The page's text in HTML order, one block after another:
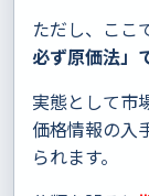
ただし、ここ
必ず原価法」
実態として市
価格情報の入
られます。